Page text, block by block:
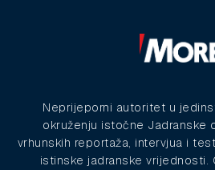
Neprijeporni autoritet u
okruženju istočne Jadranske
vrhunskih reportaža, intervjua i
istinske jadranske vrijednosti.